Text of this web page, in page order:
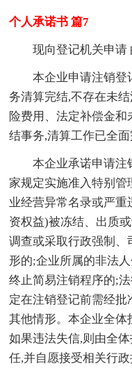
个人承诺书 篇7
现向登记机关申请
本企业申请注销登
务清算完结,不存在未
险费用、法定补偿金
结事务,清算工作已全面
本企业承诺申请注
家规定实施准入特别
业经营异常名录或严
资权益)被冻结、出质
调查或采取行政强制
形的;企业所属的非法
终止简易注销程序的;
定在注销登记前需经
其他情形。本企业全体
如果违法失信,则由全
任,并自愿接受相关行